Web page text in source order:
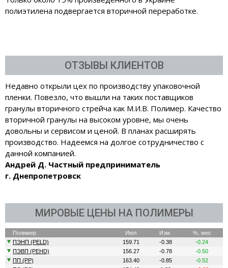
полиэтилена подвергается вторичной переработке.
ОТЗЫВЫ КЛИЕНТОВ
Недавно открыли цех по производству упаковочной
пленки. Повезло, что вышли на таких поставщиков
гранулы вторичного стрейча как М.И.В. Полимер. Качество
вторичной гранулы на высоком уровне, мы очень
довольны и сервисом и ценой. В планах расширять
производство. Надеемся на долгое сотрудничество с
данной компанией.
Андрей Д. Частный предприниматель
г. Днепропетровск
МИРОВЫЕ ЦЕНЫ НА ПОЛИМЕРЫ